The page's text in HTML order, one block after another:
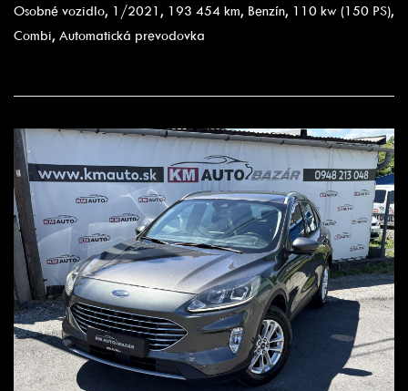
Osobné vozidlo, 1/2021, 193 454 km, Benzín, 110 kw (150 PS),
Combi, Automatická prevodovka